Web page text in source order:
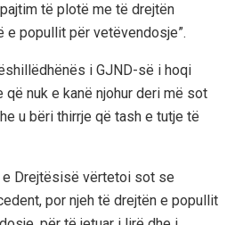
të plotë me të drejtën
e popullit për vetëvendosje”.
i GJND-së i hoqi
nuk e kanë njohur deri më sot
u bëri thirrje që tash e tutje të
e Drejtësisë vërtetoi sot se
por njeh të drejtën e popullit